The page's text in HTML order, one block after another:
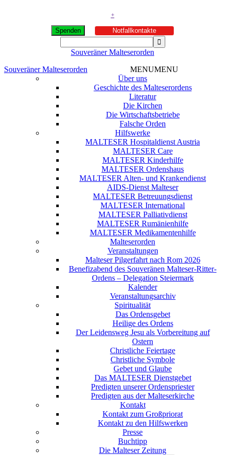
+
Spenden Notfallkontakte
Souveräner Malteserorden
Souveräner Malteserorden
MENUMENU
Über uns
Geschichte des Malteserordens
Literatur
Die Kirchen
Die Wirtschaftsbetriebe
Falsche Orden
Hilfswerke
MALTESER Hospitaldienst Austria
MALTESER Care
MALTESER Kinderhilfe
MALTESER Ordenshaus
MALTESER Alten- und Krankendienst
AIDS-Dienst Malteser
MALTESER Betreuungsdienst
MALTESER International
MALTESER Palliativdienst
MALTESER Rumänienhilfe
MALTESER Medikamentenhilfe
Malteserorden
Veranstaltungen
Malteser Pilgerfahrt nach Rom 2026
Benefizabend des Souveränen Malteser-Ritter-
Ordens – Delegation Steiermark
Kalender
Veranstaltungsarchiv
Spiritualität
Das Ordensgebet
Heilige des Ordens
Der Leidensweg Jesu als Vorbereitung auf
Ostern
Christliche Feiertage
Christliche Symbole
Gebet und Glaube
Das MALTESER Dienstgebet
Predigten unserer Ordenspriester
Predigten aus der Malteserkirche
Kontakt
Kontakt zum Großpriorat
Kontakt zu den Hilfswerken
Presse
Buchtipp
Die Malteser Zeitung